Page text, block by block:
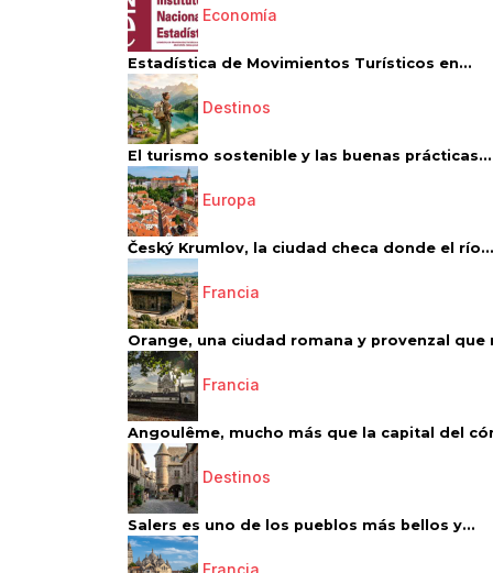
Economía
Estadística de Movimientos Turísticos en...
Destinos
El turismo sostenible y las buenas prácticas...
Europa
Český Krumlov, la ciudad checa donde el río...
Francia
Orange, una ciudad romana y provenzal que
Francia
Angoulême, mucho más que la capital del
Destinos
Salers es uno de los pueblos más bellos y...
Francia